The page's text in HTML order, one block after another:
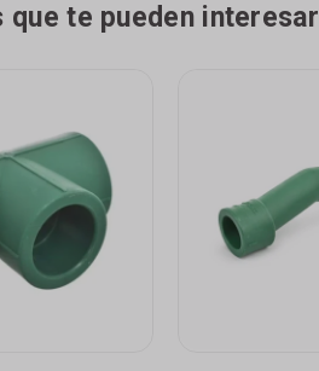
que te pueden interesar